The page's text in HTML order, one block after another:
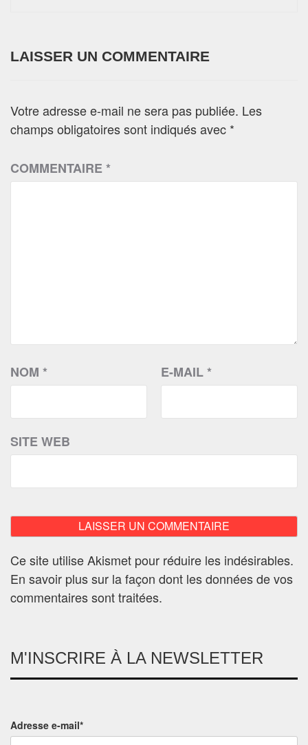
LAISSER UN COMMENTAIRE
Votre adresse e-mail ne sera pas publiée. Les
champs obligatoires sont indiqués avec *
COMMENTAIRE*
NOM * E-MAIL*
SITE WEB
Ce site utilise Akismet pour réduire les indésirables.
En savoir plus sur la façon dont les données de vos
commentaires sont traitées.
M'INSCRIRE À LA NEWSLETTER
Adresse e-mail*